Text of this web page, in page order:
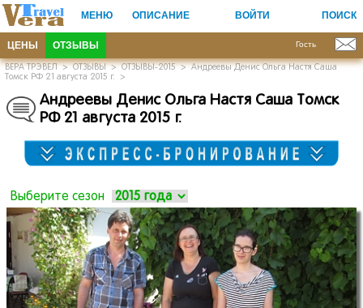
МЕНЮ ОПИСАНИЕ ВОЙТИ ПОИСК
ЦЕНЫ ОТЗЫВЫ Гость
ВЕРА ТРЭВЕЛ>ОТЗЫВЫ>ОТЗЫВЫ-2015>Андреевы Денис Ольга Настя Саша
Томск РФ 21 августа 2015 г. >
Андреевы Денис Ольга Настя Саша Томск
РФ 21 августа 2015 г.
Выберите сезон